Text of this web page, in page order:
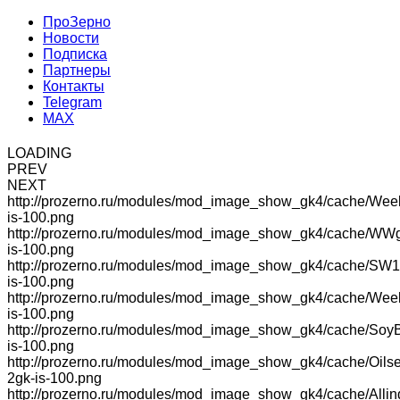
ПроЗерно
Новости
Подписка
Партнеры
Контакты
Telegram
MAX
LOADING
PREV
NEXT
http://prozerno.ru/modules/mod_image_show_gk4/cache/
is-100.png
http://prozerno.ru/modules/mod_image_show_gk4/cache/
is-100.png
http://prozerno.ru/modules/mod_image_show_gk4/cache/
is-100.png
http://prozerno.ru/modules/mod_image_show_gk4/cache/
is-100.png
http://prozerno.ru/modules/mod_image_show_gk4/cache/
is-100.png
http://prozerno.ru/modules/mod_image_show_gk4/cache/
2gk-is-100.png
http://prozerno.ru/modules/mod_image_show_gk4/cache/